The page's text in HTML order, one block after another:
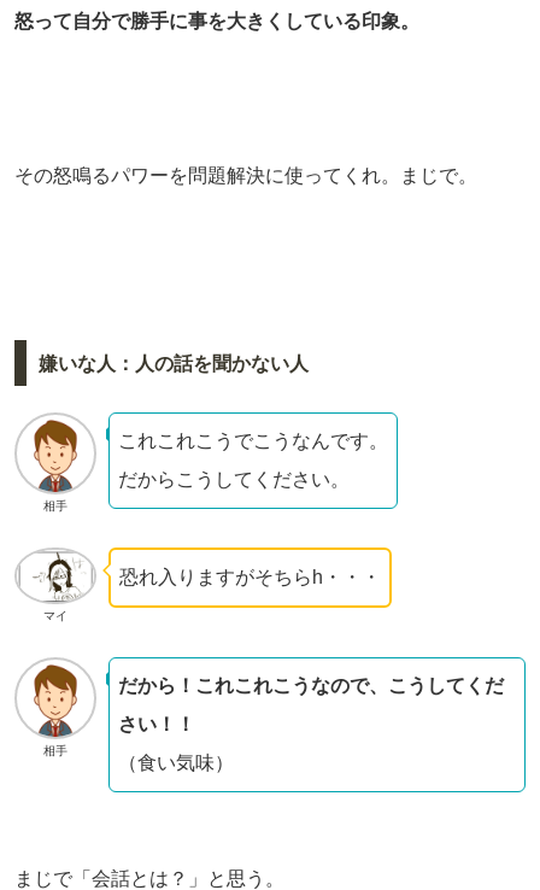
怒って自分で勝手に事を大きくしている印象。
その怒鳴るパワーを問題解決に使ってくれ。まじで。
嫌いな人：人の話を聞かない人
相手
これこれこうでこうなんです。
だからこうしてください。
マイ
恐れ入りますがそちらh・・・
相手
だから！これこれこうなので、こうしてくだ
さい！！
（食い気味）
まじで「会話とは？」と思う。